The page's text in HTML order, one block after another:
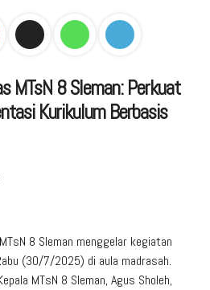
MTsN 8 Sleman: Perkuat
Kurikulum Berbasis
8 Sleman menggelar kegiatan
(30/7/2025) di aula madrasah.
MTsN 8 Sleman, Agus Sholeh,